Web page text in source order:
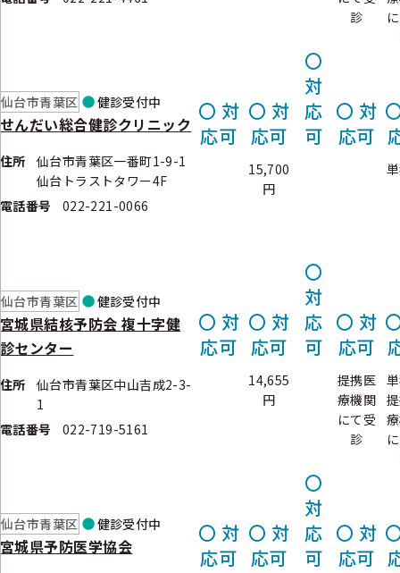
診
仙台市青葉区 健診受付中
せんだい総合健診クリニック
住所
仙台市青葉区一番町1-9-1
仙台トラストタワー4F
電話番号
022-221-0066
〇 対
応可
〇 対
応可
15,700
円
〇
対
応
可
〇 対
応可
仙台市青葉区 健診受付中
宮城県結核予防会 複十字健
診センター
住所
仙台市青葉区中山吉成2-3-
1
電話番号
022-719-5161
〇 対
応可
〇 対
応可
14,655
円
〇
対
応
可
〇 対
応可
提携医
療機関
にて受
診
仙台市青葉区 健診受付中
宮城県予防医学協会
〇 対
応可
〇 対
応可
〇
対
応
可
〇 対
応可